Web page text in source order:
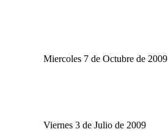
Miercoles 7 de Octubre de 2009
Viernes 3 de Julio de 2009